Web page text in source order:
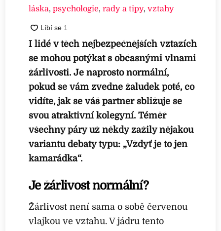
láska,psychologie,rady a tipy,vztahy
I lidé v těch nejbezpečnějších vztazích
se mohou potýkat s občasnými vlnami
žárlivosti. Je naprosto normální,
pokud se vám zvedne žaludek poté, co
vidíte, jak se váš partner sbližuje se
svou atraktivní kolegyní. Téměř
všechny páry už někdy zažily nějakou
variantu debaty typu: „Vždyť je to jen
kamarádka“.
Je žárlivost normální?
Žárlivost není sama o sobě červenou
vlajkou ve vztahu. V jádru tento